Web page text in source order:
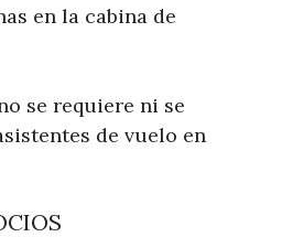
en la cabina de
se requiere ni se
de vuelo en